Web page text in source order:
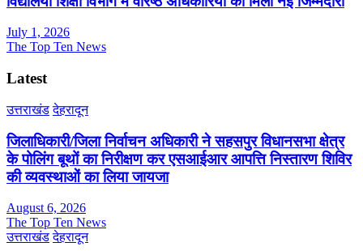
July 1, 2026
The Top Ten News
Latest
उत्तराखंड देहरादून
जिलाधिकारी/जिला निर्वाचन अधिकारी ने सहसपुर विधानसभा क्षेत्र
के पोलिंग बूथों का निरीक्षण कर एसआईआर आपत्ति निस्तारण शिविर
की व्यवस्थाओं का लिया जायजा
August 6, 2026
The Top Ten News
उत्तराखंड देहरादून